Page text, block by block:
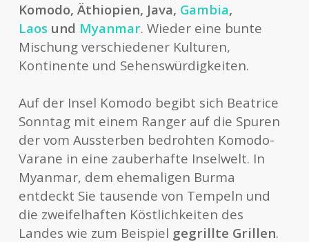
Komodo, Äthiopien, Java, Gambia,
Laos und Myanmar. Wieder eine bunte
Mischung verschiedener Kulturen,
Kontinente und Sehenswürdigkeiten.
Auf der Insel Komodo begibt sich Beatrice
Sonntag mit einem Ranger auf die Spuren
der vom Aussterben bedrohten Komodo-
Varane in eine zauberhafte Inselwelt. In
Myanmar, dem ehemaligen Burma
entdeckt Sie tausende von Tempeln und
die zweifelhaften Köstlichkeiten des
Landes wie zum Beispiel gegrillte Grillen.